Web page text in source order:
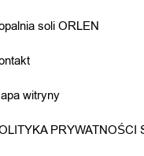
soli ORLEN
witryny
PRYWATNOŚCI